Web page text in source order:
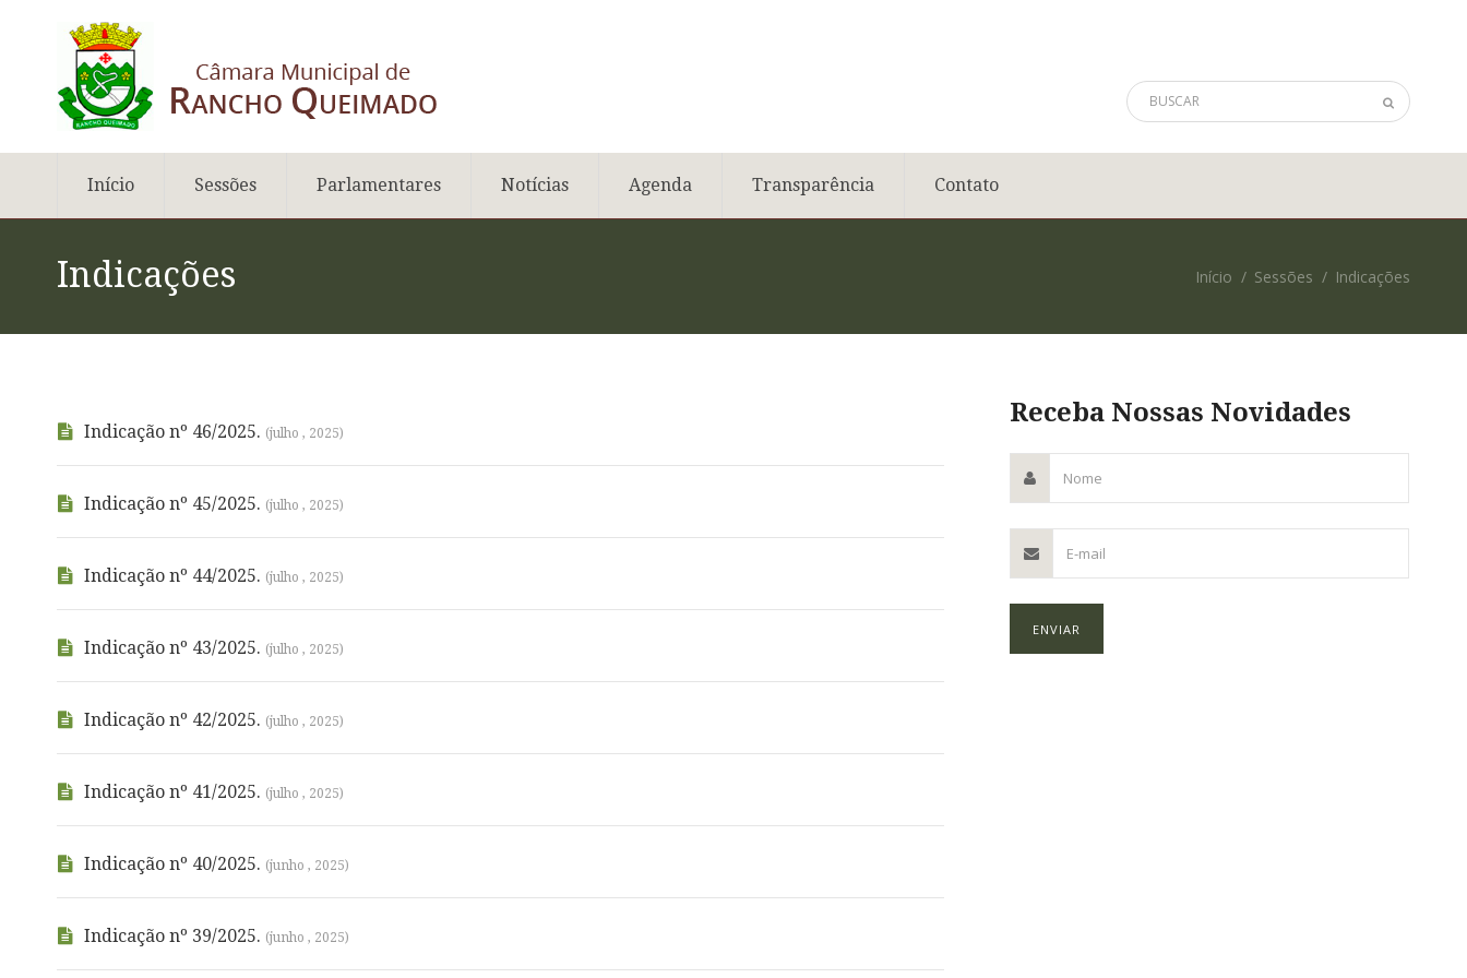
Início Sessões Parlamentares Notícias Agenda Transparência Contato
Indicações Início Sessões Indicações
Indicação nº 46/2025. (julho , 2025)
Indicação nº 45/2025. (julho , 2025)
Indicação nº 44/2025. (julho , 2025)
Indicação nº 43/2025. (julho , 2025)
Indicação nº 42/2025. (julho , 2025)
Indicação nº 41/2025. (julho , 2025)
Indicação nº 40/2025. (junho , 2025)
Indicação nº 39/2025. (junho , 2025)
Receba Nossas Novidades